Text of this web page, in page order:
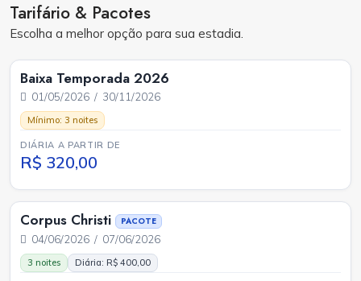
Tarifário & Pacotes
Escolha a melhor opção para sua estadia.
Baixa Temporada 2026
01/05/2026 / 30/11/2026
Mínimo: 3 noites
DIÁRIA A PARTIR DE
R$ 320,00
Corpus Christi PACOTE
04/06/2026 / 07/06/2026
3 noites Diária: R$ 400,00